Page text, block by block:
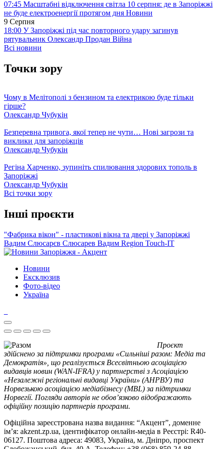
07:45 Масштабні відключення світла 10 серпня: де в Запоріжжі
не буде електроенергії протягом дня Новини
9 Серпня
18:00 У Запоріжжі під час повторного удару загинув
рятувальник Олександр Продан Війна
Всі новини
Точки зору
Чому в Мелітополі з бензином та електрикою буде тільки
гірше?
Олександр Чубукін
Безперевна тривога, якої тепер не чути… Нові загрози та
виклики для запоріжців
Олександр Чубукін
Регіна Харченко, зупиніть спилювання здорових тополь в
Запоріжжі
Олександр Чубукін
Всі точки зору
Інші проєкти
"Фабрика вікон" - пластикові вікна та двері у Запоріжжі
Вадим Слюсарєв Слюсарев Вадим Region Touch-IT
Новини
Ексклюзив
Фото-відео
Україна
Проєкт
здійснено за підтримки програми «Сильніші разом: Медіа та
Демократія», що реалізується Всесвітньою асоціацією
видавців новин (WAN-IFRA) у партнерстві з Асоціацією
«Незалежні регіональні видавці України» (АНРВУ) та
Норвезькою асоціацією медіабізнесу (MBL) за підтримки
Норвегії. Погляди авторів не обов’язково відображають
офіційну позицію партнерів програми.
Офіційна зареєстрована назва видання: “Акцент”, доменне
ім’я: akzent.zp.ua, ідентифікатор онлайн-медіа в Реєстрі: R40-
06127. Поштова адреса: 49083, Україна, м. Дніпро, проспект